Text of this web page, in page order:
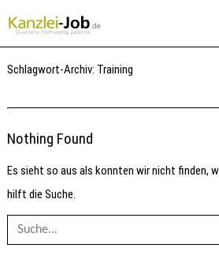
Schlagwort-Archiv: Training
Nothing Found
Es sieht so aus als konnten wir nicht finden,
hilft die Suche.
Suche
nach: